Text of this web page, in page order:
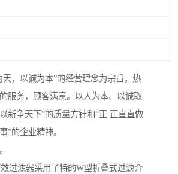
天，以诚为本”的经营理念为宗旨，热
服务，顾客满意。以人为本、以诚取
新争天下”的质量方针和“正 正直直做
”的企业精神。
过滤器采用了特的W型折叠式过滤介